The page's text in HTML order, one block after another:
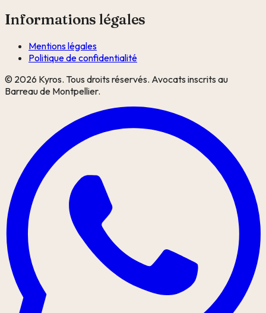
Informations légales
Mentions légales
Politique de confidentialité
© 2026 Kyros. Tous droits réservés. Avocats inscrits au
Barreau de Montpellier.